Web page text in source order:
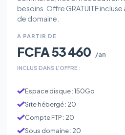
besoins. Offre GRATUITE incluse
de domaine.
À PARTIR DE
FCFA 53 460 /an
INCLUS DANS L'OFFRE :
Espace disque : 150Go
Site hébergé : 20
Compte FTP : 20
Sous domaine : 20